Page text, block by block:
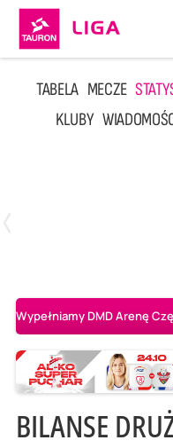
TABELA MECZE
KLUBY
Wypełniamy DMD Arenę
BILANSE